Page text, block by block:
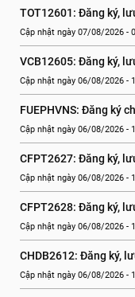
TOT12601: Đăng ký,
Cập nhật ngày 07/08/2026 -
VCB12605: Đăng ký,
Cập nhật ngày 06/08/2026 -
FUEPHVNS: Đăng ký
Cập nhật ngày 06/08/2026 -
CFPT2627: Đăng ký,
Cập nhật ngày 06/08/2026 -
CFPT2628: Đăng ký,
Cập nhật ngày 06/08/2026 -
CHDB2612: Đăng ký,
Cập nhật ngày 06/08/2026 -